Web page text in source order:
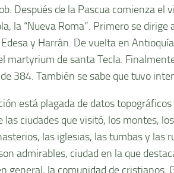
Después de la Pascua comienza el
la “Nueva Roma”. Primero se
y Harrán. De vuelta en
martyrium de santa Tecla.
384. También se sabe que tuvo
está plagada de datos
las ciudades que visitó, los montes,
las iglesias, las tumbas y las
admirables, ciudad en la que
general, la comunidad de cristianos.